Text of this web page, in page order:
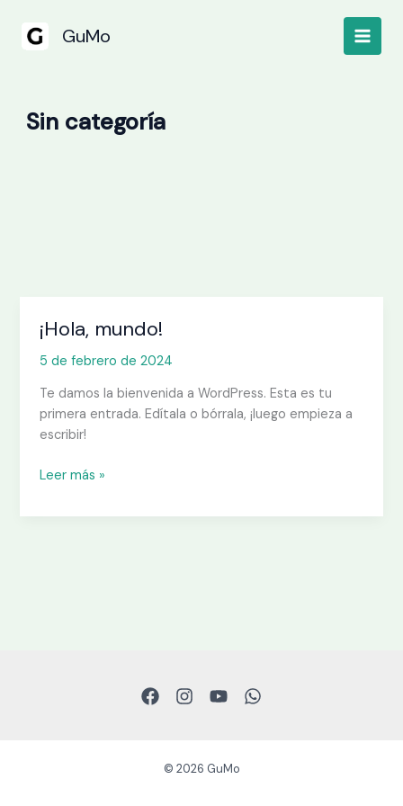
contenido
GuMo
Sin categoría
¡Hola, mundo!
5 de febrero de 2024
Te damos la bienvenida a WordPress. Esta es tu
primera entrada. Edítala o bórrala, ¡luego empieza a
escribir!
¡Hola,
Leer más »
© 2026 GuMo